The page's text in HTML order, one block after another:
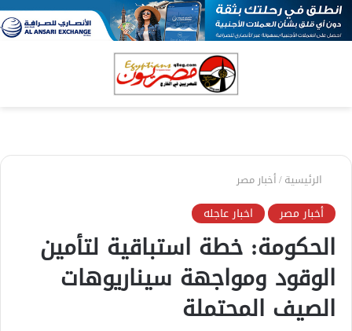
الرئيسية/أخبار مصر
أخبار مصر اخبار عاجله
الحكومة: خطة استباقية لتأمين
الوقود ومواجهة سيناريوهات
الصيف المحتملة